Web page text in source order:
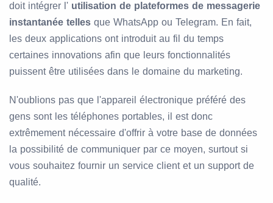
doit intégrer l' utilisation de plateformes de messagerie
instantanée telles que WhatsApp ou Telegram. En fait,
les deux applications ont introduit au fil du temps
certaines innovations afin que leurs fonctionnalités
puissent être utilisées dans le domaine du marketing.
N'oublions pas que l'appareil électronique préféré des
gens sont les téléphones portables, il est donc
extrêmement nécessaire d'offrir à votre base de données
la possibilité de communiquer par ce moyen, surtout si
vous souhaitez fournir un service client et un support de
qualité.